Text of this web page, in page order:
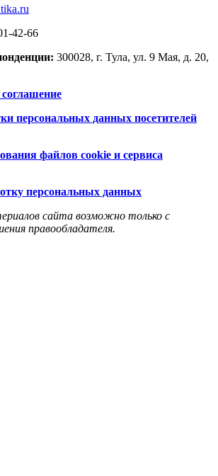
42-66
300028, г. Тула, ул. 9 Мая, д. 20,
персональных данных посетителей
файлов cookie и сервиса
персональных данных
сайта возможно только с
правообладателя.